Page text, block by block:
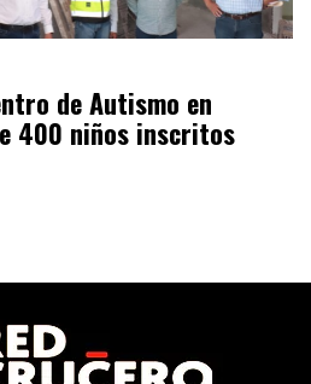
de Autismo en
400 niños inscritos